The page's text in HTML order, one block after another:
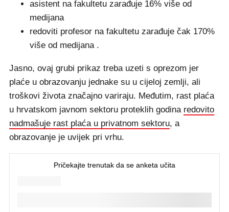
asistent na fakultetu zarađuje 16% više od
medijana
redoviti profesor na fakultetu zarađuje čak 170%
više od medijana .
Jasno, ovaj grubi prikaz treba uzeti s oprezom jer
plaće u obrazovanju jednake su u cijeloj zemlji, ali
troškovi života značajno variraju. Međutim, rast plaća
u hrvatskom javnom sektoru proteklih godina redovito
nadmašuje rast plaća u privatnom sektoru, a
obrazovanje je uvijek pri vrhu.